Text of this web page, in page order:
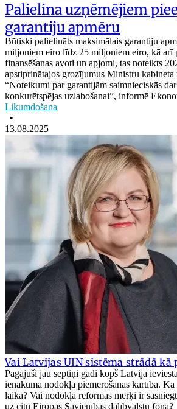
Palielina uzņēmējiem
garantiju apmēru
Būtiski palielināts maksimālais garantiju
miljoniem eiro līdz 25 miljoniem eiro, kā arī
finansēšanas avoti un apjomi, tas noteikts
apstiprinātajos grozījumus Ministru
“Noteikumi par garantijām saimnieciskās
konkurētspējas uzlabošanai”, informē
Likumdošana
•
13.08.2025
Vai Latvijas UIN sistēma strādā kā
Pagājuši jau septiņi gadi kopš Latvijā
ienākuma nodokļa piemērošanas kārtība.
laikā? Vai nodokļa reformas mērķi ir
uz citu Eiropas Savienības dalībvalstu fona?